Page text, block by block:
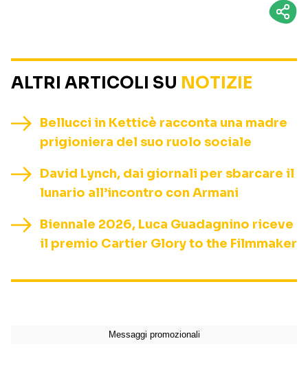
ALTRI ARTICOLI SU NOTIZIE
Bellucci in Ketticè racconta una madre
prigioniera del suo ruolo sociale
David Lynch, dai giornali per sbarcare il
lunario all’incontro con Armani
Biennale 2026, Luca Guadagnino riceve
il premio Cartier Glory to the Filmmaker